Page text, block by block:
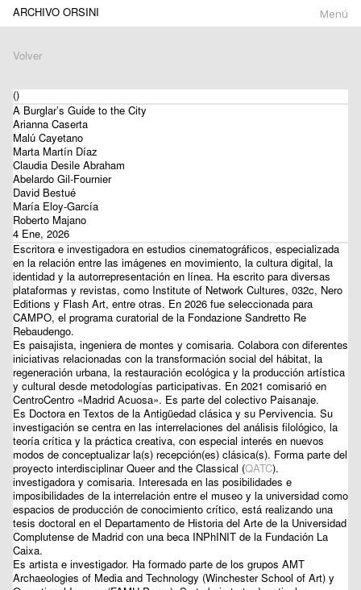
ARCHIVO ORSINI Menú
Volver
()
A Burglar’s Guide to the City
Arianna Caserta
Malú Cayetano
Marta Martín Díaz
Claudia Desile Abraham
Abelardo Gil-Fournier
David Bestué
María Eloy-García
Roberto Majano
4 Ene, 2026
Escritora e investigadora en estudios cinematográficos, especializada
en la relación entre las imágenes en movimiento, la cultura digital, la
identidad y la autorrepresentación en línea. Ha escrito para diversas
plataformas y revistas, como Institute of Network Cultures, 032c, Nero
Editions y Flash Art, entre otras. En 2026 fue seleccionada para
CAMPO, el programa curatorial de la Fondazione Sandretto Re
Rebaudengo.
Es paisajista, ingeniera de montes y comisaria. Colabora con diferentes
iniciativas relacionadas con la transformación social del hábitat, la
regeneración urbana, la restauración ecológica y la producción artística
y cultural desde metodologías participativas. En 2021 comisarió en
CentroCentro «Madrid Acuosa». Es parte del colectivo Paisanaje.
Es Doctora en Textos de la Antigüedad clásica y su Pervivencia. Su
investigación se centra en las interrelaciones del análisis filológico, la
teoría crítica y la práctica creativa, con especial interés en nuevos
modos de conceptualizar la(s) recepción(es) clásica(s). Forma parte del
proyecto interdisciplinar Queer and the Classical (QATC).
investigadora y comisaria. Interesada en las posibilidades e
imposibilidades de la interrelación entre el museo y la universidad como
espacios de producción de conocimiento crítico, está realizando una
tesis doctoral en el Departamento de Historia del Arte de la Universidad
Complutense de Madrid con una beca INPhINIT de la Fundación La
Caixa.
Es artista e investigador. Ha formado parte de los grupos AMT
Archaeologies of Media and Technology (Winchester School of Art) y